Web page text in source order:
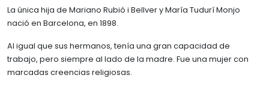
Memorias
Biografía
Trayectoria
Mecenazgos
Reconocimientos
Familia Rubió Tudurí
BIBLIOTECA
Reservar sala
Catálogo y fondos
ATLAS NÁUTICO
La única hija de Mariano Rubió i Bellver y María Tudurí Monjo
nació en Barcelona, en 1898.
Al igual que sus hermanos, tenía una gran capacidad de
trabajo, pero siempre al lado de la madre. Fue una mujer con
marcadas creencias religiosas.